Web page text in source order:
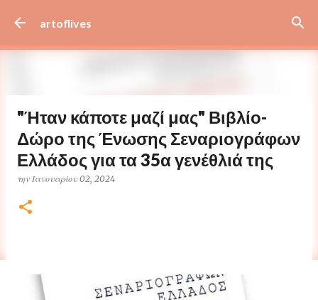
artoflives
"Ήταν κάποτε μαζί μας" Βιβλίο-
Δώρο της Ένωσης Σεναριογράφων
Ελλάδος για τα 35α γενέθλιά της
την Ιανουαρίου 02, 2024